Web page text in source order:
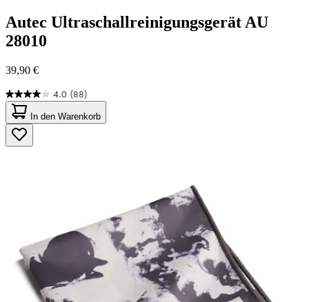
Autec Ultraschallreinigungsgerät AU
28010
39,90 €
4.0 (88)
4.0
von
5
Sternen.
88
In den Warenkorb